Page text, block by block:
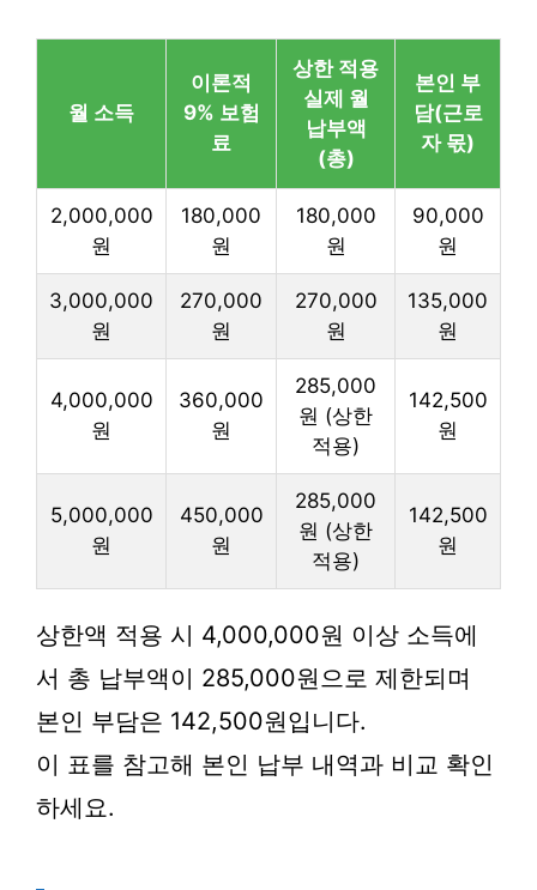
월 소득
이론적
9% 보험
료
상한 적용
실제 월
납부액
(총)
본인 부
담(근로
자 몫)
2,000,000
원
180,000
원
180,000
원
90,000
원
3,000,000
원
270,000
원
270,000
원
135,000
원
4,000,000
원
360,000
원
285,000
원 (상한
적용)
142,500
원
5,000,000
원
450,000
원
285,000
원 (상한
적용)
142,500
원
상한액 적용 시 4,000,000원 이상 소득에
서 총 납부액이 285,000원으로 제한되며
본인 부담은 142,500원입니다.
이 표를 참고해 본인 납부 내역과 비교 확인
하세요.